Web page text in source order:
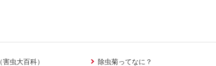
虫大百科） 除虫菊ってなに？